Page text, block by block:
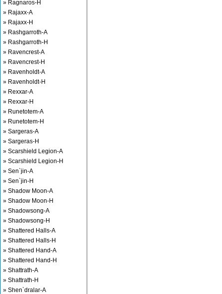
» Ragnaros-H
» Rajaxx-A
» Rajaxx-H
» Rashgarroth-A
» Rashgarroth-H
» Ravencrest-A
» Ravencrest-H
» Ravenholdt-A
» Ravenholdt-H
» Rexxar-A
» Rexxar-H
» Runetotem-A
» Runetotem-H
» Sargeras-A
» Sargeras-H
» Scarshield Legion-A
» Scarshield Legion-H
» Sen`jin-A
» Sen`jin-H
» Shadow Moon-A
» Shadow Moon-H
» Shadowsong-A
» Shadowsong-H
» Shattered Halls-A
» Shattered Halls-H
» Shattered Hand-A
» Shattered Hand-H
» Shattrath-A
» Shattrath-H
» Shen`dralar-A